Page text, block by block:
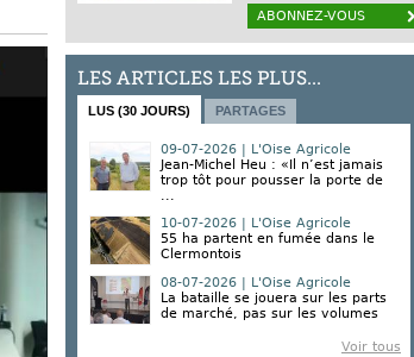
ABONNEZ-VOUS
LES ARTICLES LES PLUS...
LUS (30 JOURS) PARTAGES
09-07-2026 | L'Oise Agricole
Jean-Michel Heu : «Il n’est jamais
trop tôt pour pousser la porte de
...
10-07-2026 | L'Oise Agricole
55 ha partent en fumée dans le
Clermontois
08-07-2026 | L'Oise Agricole
La bataille se jouera sur les parts
de marché, pas sur les volumes
Voir tous